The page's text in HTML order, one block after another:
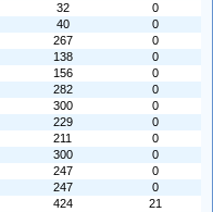
32
0
40
0
267
0
138
0
156
0
282
0
300
0
229
0
211
0
300
0
247
0
247
0
424
21